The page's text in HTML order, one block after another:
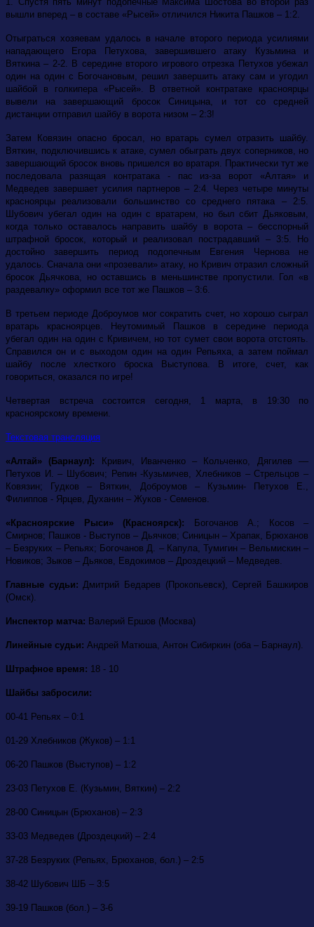
вышли вперед – в составе «Рысей» отличился Никита Пашков – 1:2.
Отыграться хозяевам удалось в начале второго периода усилиями
нападающего Егора Петухова, завершившего атаку Кузьмина и
Вяткина – 2-2. В середине второго игрового отрезка Петухов убежал
один на один с Богочановым, решил завершить атаку сам и угодил
шайбой в голкипера «Рысей». В ответной контратаке красноярцы
вывели на завершающий бросок Синицына, и тот со средней
дистанции отправил шайбу в ворота низом – 2:3!
Затем Ковязин опасно бросал, но вратарь сумел отразить шайбу.
Вяткин, подключившись к атаке, сумел обыграть двух соперников, но
завершающий бросок вновь пришелся во вратаря. Практически тут же
последовала разящая контратака - пас из-за ворот «Алтая» и
Медведев завершает усилия партнеров – 2:4. Через четыре минуты
красноярцы реализовали большинство со среднего пятака – 2:5.
Шубович убегал один на один с вратарем, но был сбит Дьяковым,
когда только оставалось направить шайбу в ворота – бесспорный
штрафной бросок, который и реализовал пострадавший – 3:5. Но
достойно завершить период подопечным Евгения Чернова не
удалось. Сначала они «прозевали» атаку, но Кривич отразил сложный
бросок Дьячкова, но оставшись в меньшинстве пропустили. Гол «в
раздевалку» оформил все тот же Пашков – 3:6.
В третьем периоде Доброумов мог сократить счет, но хорошо сыграл
вратарь красноярцев. Неутомимый Пашков в середине периода
убегал один на один с Кривичем, но тот сумет свои ворота отстоять.
Справился он и с выходом один на один Репьяха, а затем поймал
шайбу после хлесткого броска Выступова. В итоге, счет, как
говориться, оказался по игре!
Четвертая встреча состоится сегодня, 1 марта, в 19:30 по
красноярскому времени.
Текстовая трансляция
«Алтай» (Барнаул): Кривич, Иванченко – Кольченко, Дягилев ––
Петухов И. – Шубович; Репин -Кузьмичев, Хлебников – Стрельцов –
Ковязин; Гудков – Вяткин, Доброумов – Кузьмин- Петухов Е.,
Филиппов - Ярцев, Духанин – Жуков - Семенов.
«Красноярские Рыси» (Красноярск): Богочанов А.; Косов –
Смирнов; Пашков - Выступов – Дьячков; Синицын – Храпак, Брюханов
– Безруких – Репьях; Богочанов Д. – Капула, Тумигин – Вельмискин –
Новиков; Зыков – Дьяков, Евдокимов – Дроздецкий – Медведев.
Главные судьи: Дмитрий Бедарев (Прокопьевск), Сергей Башкиров
(Омск).
Инспектор матча: Валерий Ершов (Москва)
Линейные судьи: Андрей Матюша, Антон Сибиркин (оба – Барнаул).
Штрафное время: 18 - 10
Шайбы забросили:
00-41 Репьях – 0:1
01-29 Хлебников (Жуков) – 1:1
06-20 Пашков (Выступов) – 1:2
23-03 Петухов Е. (Кузьмин, Вяткин) – 2:2
28-00 Синицын (Брюханов) – 2:3
33-03 Медведев (Дроздецкий) – 2:4
37-28 Безруких (Репьях, Брюханов, бол.) – 2:5
38-42 Шубович ШБ – 3:5
39-19 Пашков (бол.) – 3-6